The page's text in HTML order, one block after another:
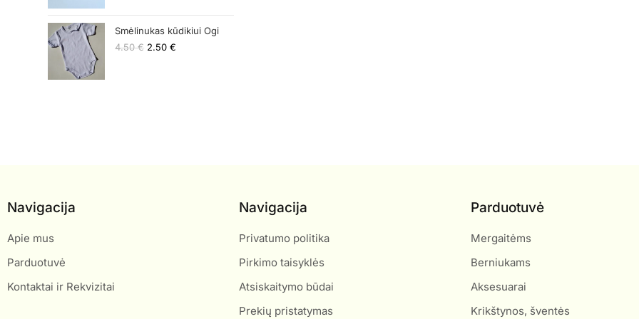
Smėlinukas kūdikiui Ogi
4.50€ 2.50€
Navigacija
Apie mus
Parduotuvė
Kontaktai ir Rekvizitai
Navigacija
Privatumo politika
Pirkimo taisyklės
Atsiskaitymo būdai
Prekių pristatymas
Parduotuvė
Mergaitėms
Berniukams
Aksesuarai
Krikštynos, šventės